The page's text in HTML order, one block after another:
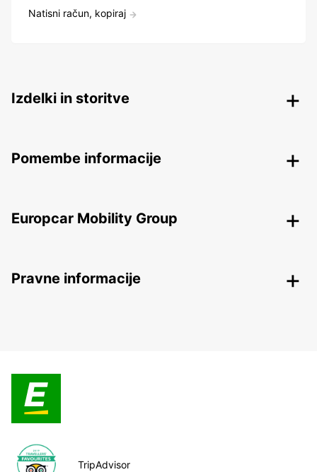
Natisni račun, kopiraj
Izdelki in storitve
Pomembe informacije
Europcar Mobility Group
Pravne informacije
TripAdvisor